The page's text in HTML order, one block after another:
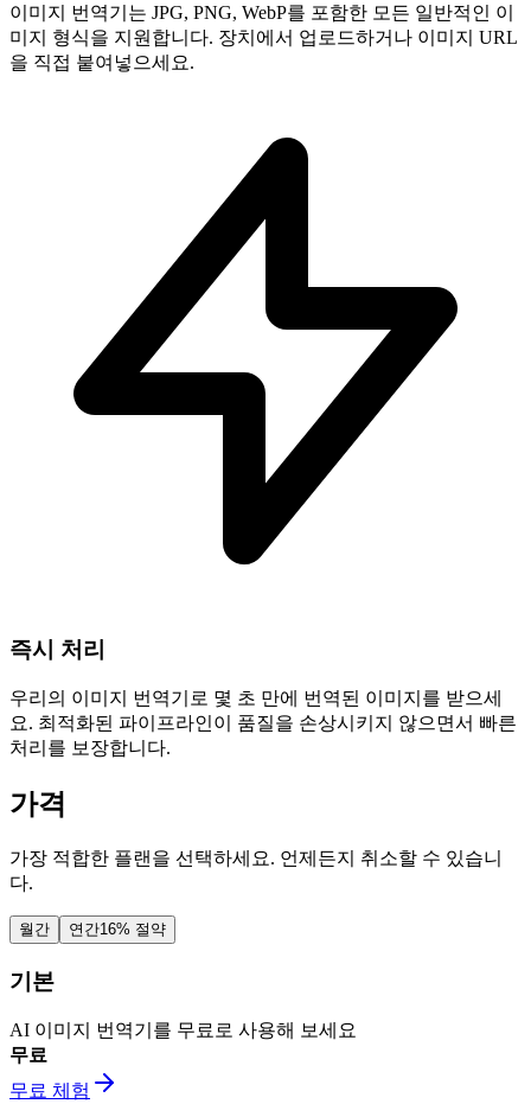
이미지 번역기는 JPG, PNG, WebP를 포함한 모든 일반적인 이
미지 형식을 지원합니다. 장치에서 업로드하거나 이미지 URL
을 직접 붙여넣으세요.
즉시 처리
우리의 이미지 번역기로 몇 초 만에 번역된 이미지를 받으세
요. 최적화된 파이프라인이 품질을 손상시키지 않으면서 빠른
처리를 보장합니다.
가격
가장 적합한 플랜을 선택하세요. 언제든지 취소할 수 있습니
다.
월간 연간16% 절약
기본
AI 이미지 번역기를 무료로 사용해 보세요
무료
무료 체험